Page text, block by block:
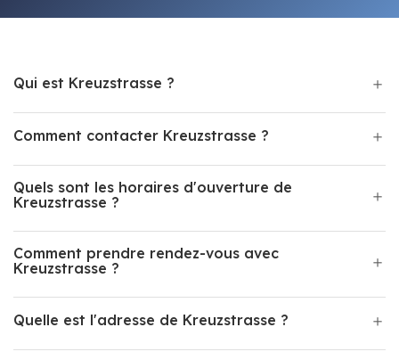
Qui est Kreuzstrasse ?
Comment contacter Kreuzstrasse ?
Quels sont les horaires d'ouverture de
Kreuzstrasse ?
Comment prendre rendez-vous avec
Kreuzstrasse ?
Quelle est l'adresse de Kreuzstrasse ?